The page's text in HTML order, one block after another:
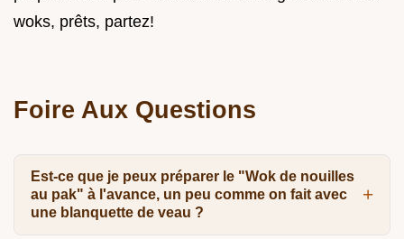
woks, prêts, partez!
Foire Aux Questions
Est-ce que je peux préparer le "Wok de nouilles
au pak" à l'avance, un peu comme on fait avec
une blanquette de veau ?